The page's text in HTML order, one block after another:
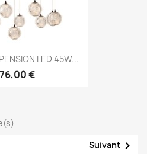
LED 45W...
€
Suivant 